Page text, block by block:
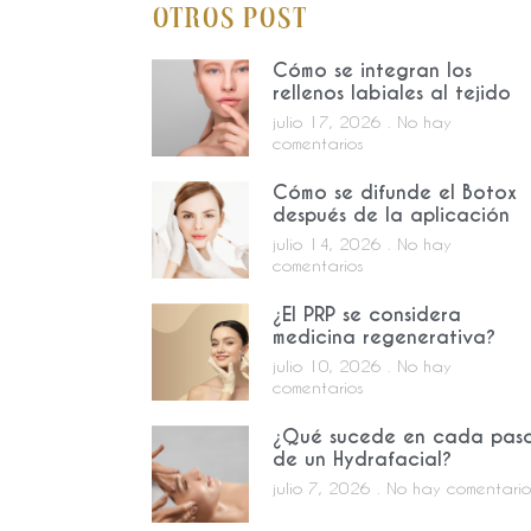
Otros Post
Cómo se integran los
rellenos labiales al tejido
julio 17, 2026
No hay
comentarios
Cómo se difunde el Botox
después de la aplicación
julio 14, 2026
No hay
comentarios
¿El PRP se considera
medicina regenerativa?
julio 10, 2026
No hay
comentarios
¿Qué sucede en cada
de un Hydrafacial?
julio 7, 2026 No hay